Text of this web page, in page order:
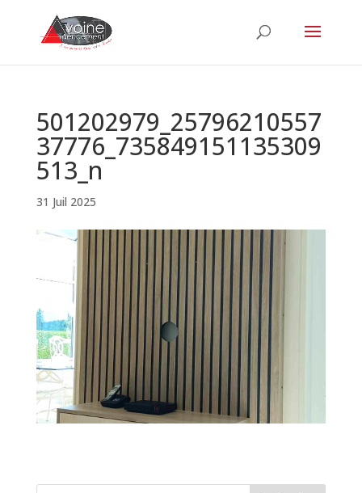
501202979_25796210557
37776_735849151135309
513_n
31 Juil 2025